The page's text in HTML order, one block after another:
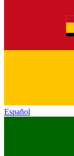
Español